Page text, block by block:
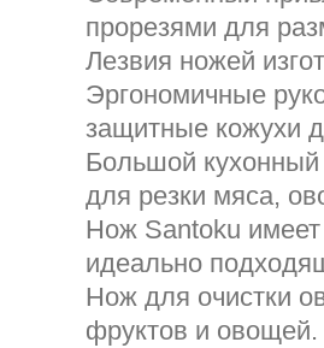
прорезями для
Лезвия ножей
Эргономичные
защитные кожухи
Большой
для резки мяса,
Нож Santoku
идеально
Нож для очистки
фруктов и овощей.